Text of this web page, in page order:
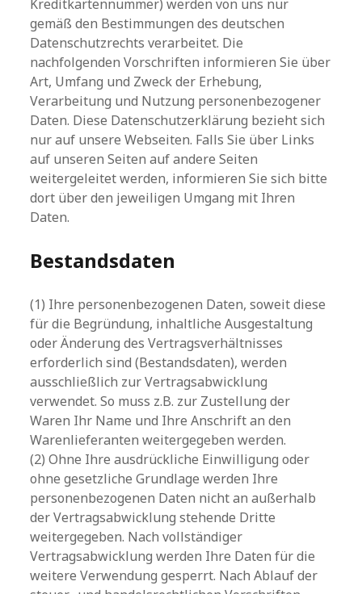
Kreditkartennummer) werden von uns nur
gemäß den Bestimmungen des deutschen
Datenschutzrechts verarbeitet. Die
nachfolgenden Vorschriften informieren Sie über
Art, Umfang und Zweck der Erhebung,
Verarbeitung und Nutzung personenbezogener
Daten. Diese Datenschutzerklärung bezieht sich
nur auf unsere Webseiten. Falls Sie über Links
auf unseren Seiten auf andere Seiten
weitergeleitet werden, informieren Sie sich bitte
dort über den jeweiligen Umgang mit Ihren
Daten.
Bestandsdaten
(1) Ihre personenbezogenen Daten, soweit diese
für die Begründung, inhaltliche Ausgestaltung
oder Änderung des Vertragsverhältnisses
erforderlich sind (Bestandsdaten), werden
ausschließlich zur Vertragsabwicklung
verwendet. So muss z.B. zur Zustellung der
Waren Ihr Name und Ihre Anschrift an den
Warenlieferanten weitergegeben werden.
(2) Ohne Ihre ausdrückliche Einwilligung oder
ohne gesetzliche Grundlage werden Ihre
personenbezogenen Daten nicht an außerhalb
der Vertragsabwicklung stehende Dritte
weitergegeben. Nach vollständiger
Vertragsabwicklung werden Ihre Daten für die
weitere Verwendung gesperrt. Nach Ablauf der